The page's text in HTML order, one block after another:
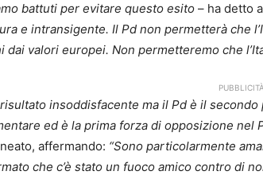
battuti per evitare questo esito – ha detto
e intransigente. Il Pd non permetterà che
dai valori europei. Non permetteremo che
PUBBLICITÀ
risultato insoddisfacente ma il Pd è il
ed è la prima forza di opposizione nel
affermando: “Sono particolarmente
che c’è stato un fuoco amico contro di